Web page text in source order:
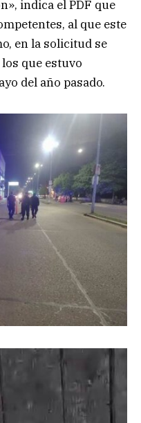
indica el PDF que
al que este
en la solicitud se
que estuvo
del año pasado.